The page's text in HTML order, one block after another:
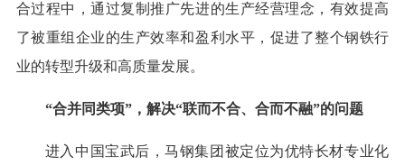
合过程中，通过复制推广先进的生产经营理念，有效提高
了被重组企业的生产效率和盈利水平，促进了整个钢铁行
业的转型升级和高质量发展。
“合并同类项”，解决“联而不合、合而不融”的问题
进入中国宝武后，马钢集团被定位为优特长材专业化